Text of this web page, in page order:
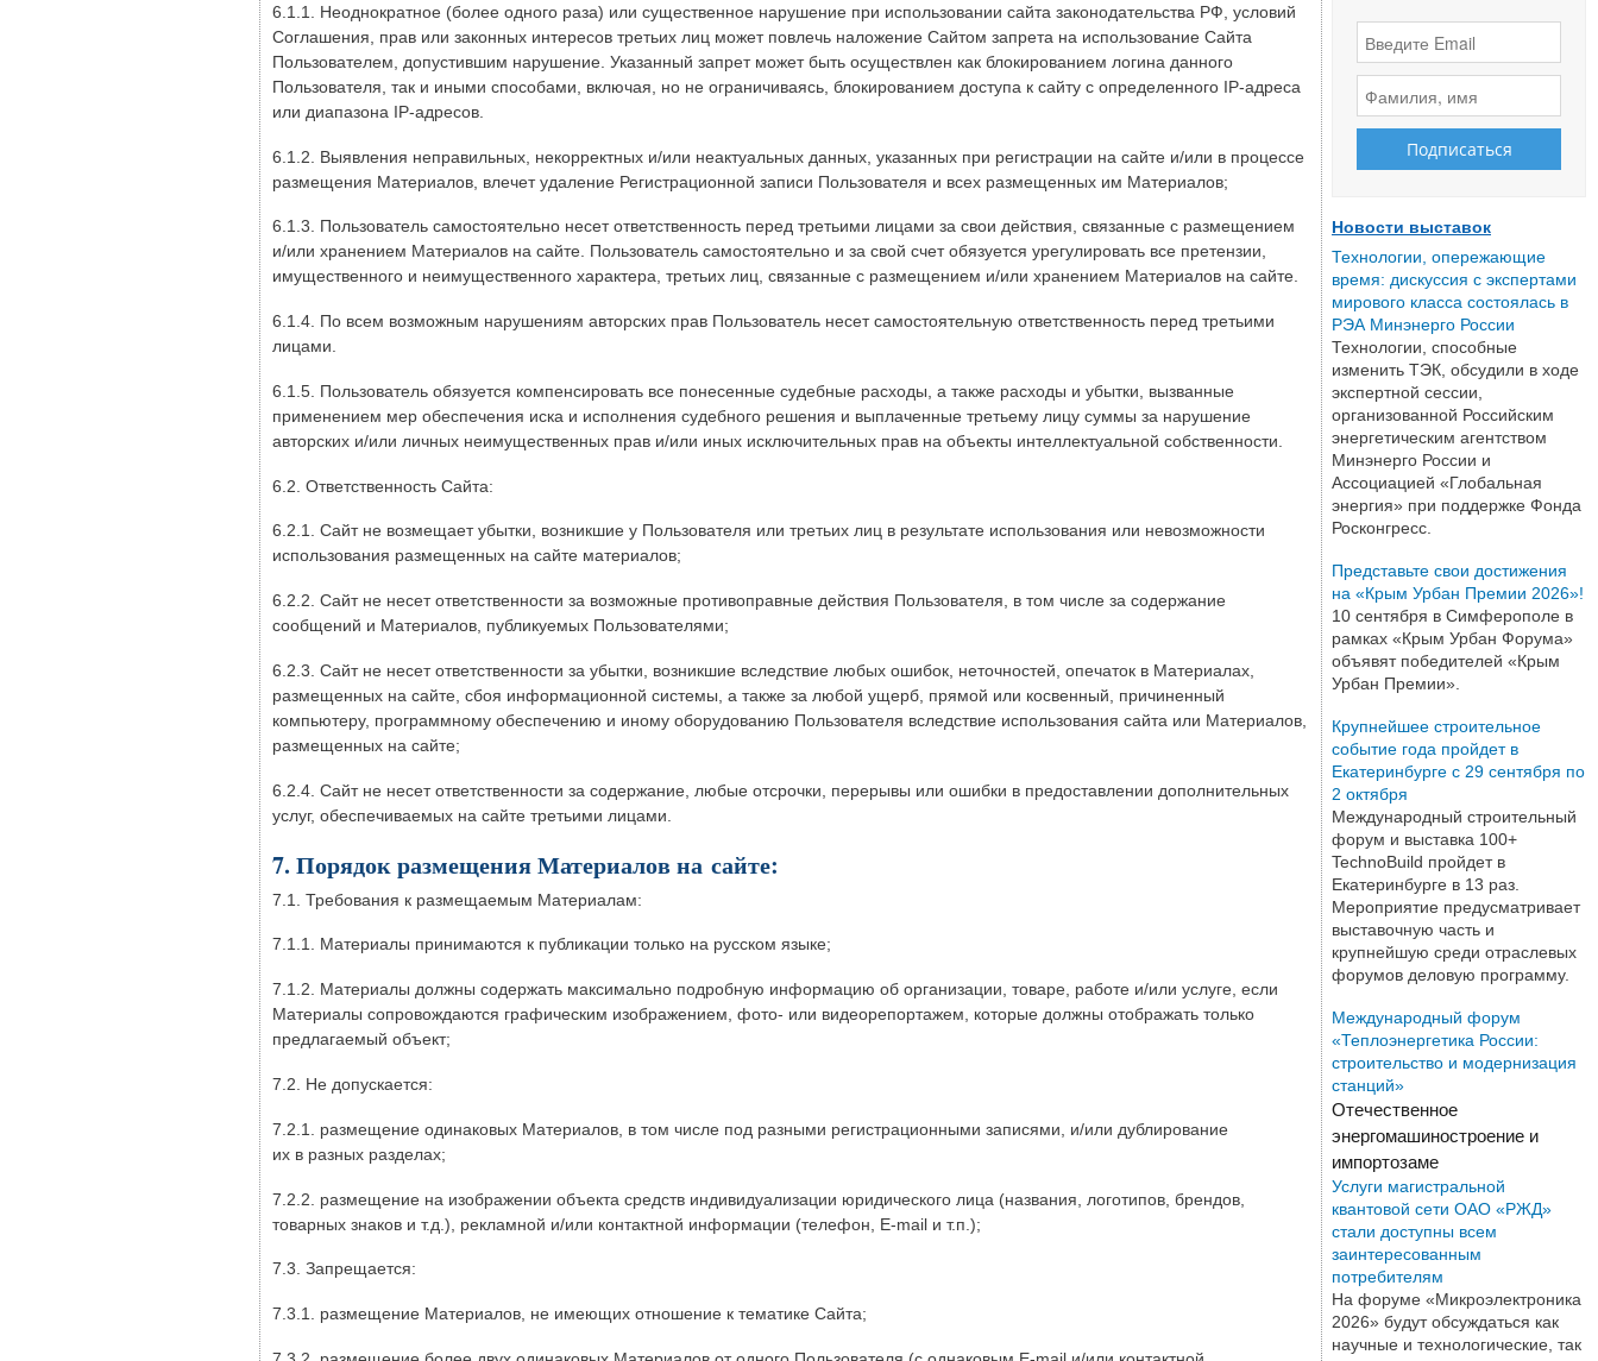
6.1.1. Неоднократное (более одного раза) или существенное нарушение при использовании сайта законодательства РФ, условий
Соглашения, прав или законных интересов третьих лиц может повлечь наложение Сайтом запрета на использование Сайта
Пользователем, допустившим нарушение. Указанный запрет может быть осуществлен как блокированием логина данного
Пользователя, так и иными способами, включая, но не ограничиваясь, блокированием доступа к сайту с определенного IP-адреса
или диапазона IP-адресов.
6.1.2. Выявления неправильных, некорректных и/или неактуальных данных, указанных при регистрации на сайте и/или в процессе
размещения Материалов, влечет удаление Регистрационной записи Пользователя и всех размещенных им Материалов;
6.1.3. Пользователь самостоятельно несет ответственность перед третьими лицами за свои действия, связанные с размещением
и/или хранением Материалов на сайте. Пользователь самостоятельно и за свой счет обязуется урегулировать все претензии,
имущественного и неимущественного характера, третьих лиц, связанные с размещением и/или хранением Материалов на сайте.
6.1.4. По всем возможным нарушениям авторских прав Пользователь несет самостоятельную ответственность перед третьими
лицами.
6.1.5. Пользователь обязуется компенсировать все понесенные судебные расходы, а также расходы и убытки, вызванные
применением мер обеспечения иска и исполнения судебного решения и выплаченные третьему лицу суммы за нарушение
авторских и/или личных неимущественных прав и/или иных исключительных прав на объекты интеллектуальной собственности.
6.2. Ответственность Сайта:
6.2.1. Сайт не возмещает убытки, возникшие у Пользователя или третьих лиц в результате использования или невозможности
использования размещенных на сайте материалов;
6.2.2. Сайт не несет ответственности за возможные противоправные действия Пользователя, в том числе за содержание
сообщений и Материалов, публикуемых Пользователями;
6.2.3. Сайт не несет ответственности за убытки, возникшие вследствие любых ошибок, неточностей, опечаток в Материалах,
размещенных на сайте, сбоя информационной системы, а также за любой ущерб, прямой или косвенный, причиненный
компьютеру, программному обеспечению и иному оборудованию Пользователя вследствие использования сайта или Материалов,
размещенных на сайте;
6.2.4. Сайт не несет ответственности за содержание, любые отсрочки, перерывы или ошибки в предоставлении дополнительных
услуг, обеспечиваемых на сайте третьими лицами.
7. Порядок размещения Материалов на сайте:
7.1. Требования к размещаемым Материалам:
7.1.1. Материалы принимаются к публикации только на русском языке;
7.1.2. Материалы должны содержать максимально подробную информацию об организации, товаре, работе и/или услуге, если
Материалы сопровождаются графическим изображением, фото- или видеорепортажем, которые должны отображать только
предлагаемый объект;
7.2. Не допускается:
7.2.1. размещение одинаковых Материалов, в том числе под разными регистрационными записями, и/или дублирование
их в разных разделах;
7.2.2. размещение на изображении объекта средств индивидуализации юридического лица (названия, логотипов, брендов,
товарных знаков и т.д.), рекламной и/или контактной информации (телефон, E-mail и т.п.);
7.3. Запрещается:
7.3.1. размещение Материалов, не имеющих отношение к тематике Сайта;
Новости выставок
Технологии, опережающие
время: дискуссия с экспертами
мирового класса состоялась в
РЭА Минэнерго России
Технологии, способные
изменить ТЭК, обсудили в ходе
экспертной сессии,
организованной Российским
энергетическим агентством
Минэнерго России и
Ассоциацией «Глобальная
энергия» при поддержке Фонда
Росконгресс.
Представьте свои достижения
на «Крым Урбан Премии 2026»!
10 сентября в Симферополе в
рамках «Крым Урбан Форума»
объявят победителей «Крым
Урбан Премии».
Крупнейшее строительное
событие года пройдет в
Екатеринбурге с 29 сентября по
2 октября
Международный строительный
форум и выставка 100+
TechnoBuild пройдет в
Екатеринбурге в 13 раз.
Мероприятие предусматривает
выставочную часть и
крупнейшую среди отраслевых
форумов деловую программу.
Международный форум
«Теплоэнергетика России:
строительство и модернизация
станций»
Отечественное
энергомашиностроение и
импортозаме
Услуги магистральной
квантовой сети ОАО «РЖД»
стали доступны всем
заинтересованным
потребителям
На форуме «Микроэлектроника
2026» будут обсуждаться как
научные и технологические, так